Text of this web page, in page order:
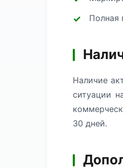
Полная
Наличие
ситуации
30 дней.